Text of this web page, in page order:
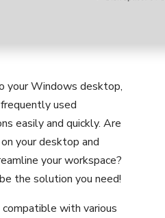
your Windows desktop,
used
easily and quickly. Are
your desktop and
your workspace?
the solution you need!
with various